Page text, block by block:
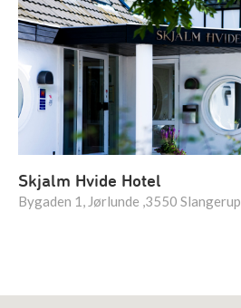
Skjalm Hvide Hotel
Bygaden 1, Jørlunde ,3550 Slangerup